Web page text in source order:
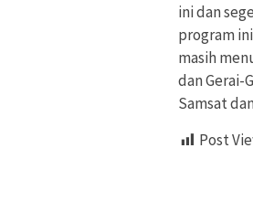
ini dan
program
masih
dan Gerai-
Samsat
Post